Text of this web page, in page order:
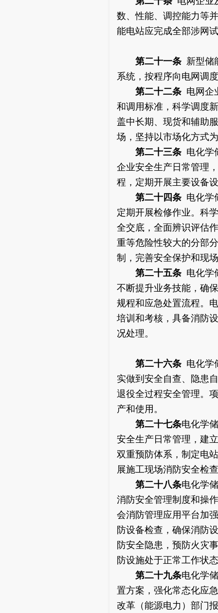
数、性能、调控能力等
能电站应完成全部涉网
第二十一条 新型储
系统，按程序向电网调
第二十二条 电网企
和调用标准，科学调度
盖中长期、现货和辅助
场，坚持以市场化方式
第二十三条 电化学
企业安全生产日常管理
程，定期开展主要设备
第二十四条 电化学
定期开展检修作业。科
全交底，全面辨识评估
重等危险性较大的分部
制，完善安全保护和现
第二十五条 电化学
不断提升业务技能，确
规程和应急处置流程。
培训和考核，具备消防
况处理。
第二十六条 电化学
实做到安全自查、隐患
退役全过程安全管理。
产和使用。
第二十七条电化学
安全生产日常管理，建
双重预防体系，制定电
展施工现场消防安全检
第二十八条电化学
消防安全管理制度和操
会消防管理应用平台加
防设备检查，确保消防
防安全隐患，预防火灾
防设施处于正常工作状
第二十九条电化学
置方案，强化常态化应
改革（能源电力）部门